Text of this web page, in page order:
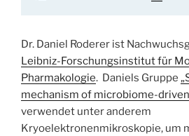
Dr. Daniel Roderer ist
Leibniz-Forschungsinstitut für
Pharmakologie. Daniels Gruppe
mechanism of microbiome-
verwendet unter anderem
Kryoelektronenmikroskopie, um